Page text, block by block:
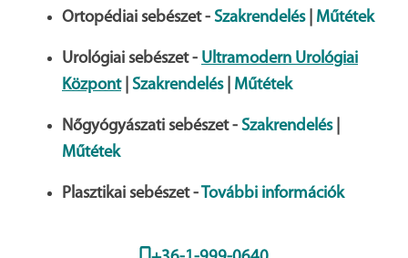
Ortopédiai sebészet - Szakrendelés| Műtétek
Urológiai sebészet - Ultramodern Urológiai
Központ| Szakrendelés| Műtétek
Nőgyógyászati sebészet - Szakrendelés|
Műtétek
Plasztikai sebészet -További információk